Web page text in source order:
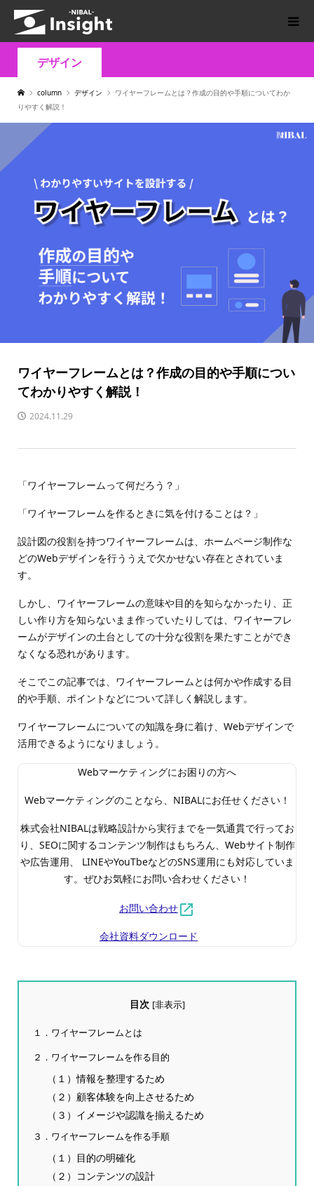
デザイン
column デザイン
ワイヤーフレームとは？作成の目的や手順についてわか
りやすく解説！
ワイヤーフレームとは？作成の目的や手順につい
てわかりやすく解説！
2024.11.29
「ワイヤーフレームって何だろう？」
「ワイヤーフレームを作るときに気を付けることは？」
設計図の役割を持つワイヤーフレームは、ホームページ制作な
どのWebデザインを行ううえで欠かせない存在とされていま
す。
しかし、ワイヤーフレームの意味や目的を知らなかったり、正
しい作り方を知らないまま作っていたりしては、ワイヤーフレ
ームがデザインの土台としての十分な役割を果たすことができ
なくなる恐れがあります。
そこでこの記事では、ワイヤーフレームとは何かや作成する目
的や手順、ポイントなどについて詳しく解説します。
ワイヤーフレームについての知識を身に着け、Webデザインで
活用できるようになりましょう。
Webマーケティングにお困りの方へ
Webマーケティングのことなら、NIBALにお任せください！
株式会社NIBALは戦略設計から実行までを一気通貫で行ってお
り、SEOに関するコンテンツ制作はもちろん、Webサイト制作
や広告運用、 LINEやYouTbeなどのSNS運用にも対応していま
す。ぜひお気軽にお問い合わせください！
お問い合わせ
会社資料ダウンロード
目次 [非表示]
１．ワイヤーフレームとは
２．ワイヤーフレームを作る目的
（１）情報を整理するため
（２）顧客体験を向上させるため
（３）イメージや認識を揃えるため
３．ワイヤーフレームを作る手順
（１）目的の明確化
（２）コンテンツの設計